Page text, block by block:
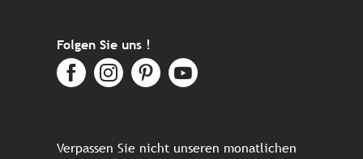
Folgen Sie uns !
Verpassen Sie nicht unseren monatlichen